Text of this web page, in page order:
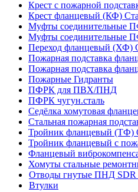
Крест с пожарной
Крест фланцевый (КФ)
Муфты соединительные
Муфты соединительные
Переход фланцевый (ХФ)
Пожарная подставка
Пожарная подставка
Пожарные Гидранты
ПФРК для ПВХ/ПНД
ПФРК чугун.сталь
Седёлка хомутовая
Стальная пожарная
Тройник фланцевый (ТФ)
Тройник фланцевый с
Фланцевый
Хомуты стальные
Отводы гнутые ПНД SDR
Втулки